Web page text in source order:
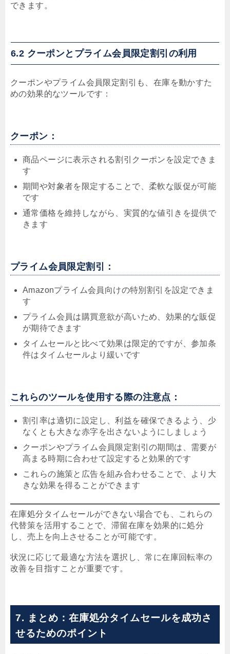
できます。
6.2 クーポンとプライム会員限定割引の利用
クーポンやプライム会員限定割引も、在庫を動かすた
めの効果的なツールです：
クーポン：
商品ページに表示される割引クーポンを設定できま
す
期間や対象者を限定することで、柔軟な販促が可能
です
通常価格を維持しながら、実質的な値引きを提供で
きます
プライム会員限定割引：
Amazonプライム会員向けの特別割引を設定できま
す
プライム会員は購買意欲が高いため、効果的な販促
が期待できます
タイムセールと比べて効果は限定的ですが、参加条
件はタイムセールより緩いです
これらのツールを使用する際の注意点：
割引率は適切に設定し、利益を確保できるよう、少
なくとも大きな赤字を出さないようにしましょう
クーポンやプライム会員限定割引の期間は、需要が
高まる時期に合わせて設定すると効果的です
これらの施策と広告を組み合わせることで、より大
きな効果を得ることができます
在庫処分タイムセールができない場合でも、これらの
代替策を活用することで、滞留在庫を効果的に処分
し、売上を向上させることが可能です。
状況に応じて最適な方法を選択し、常に在庫回転率の
改善を目指すことが重要です。
7. まとめ：在庫処分タイムセールを成功さ
せるためのポイント